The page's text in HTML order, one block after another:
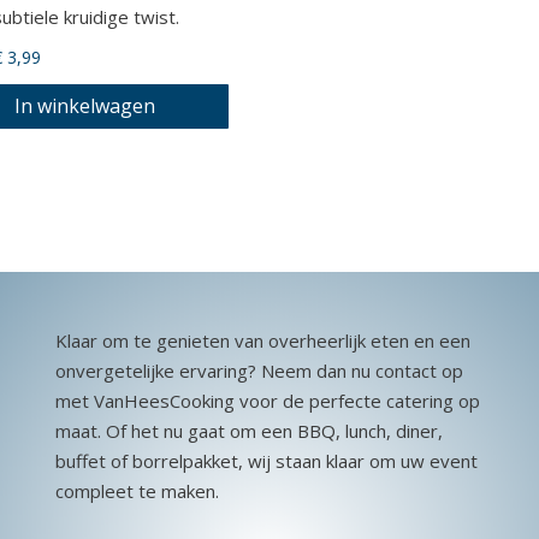
kruidige twist.
3,99
In winkelwagen
Klaar om te genieten van overheerlijk eten en een
onvergetelijke ervaring? Neem dan nu contact op
met VanHeesCooking voor de perfecte catering op
maat. Of het nu gaat om een BBQ, lunch, diner,
buffet of borrelpakket, wij staan klaar om uw event
compleet te maken.